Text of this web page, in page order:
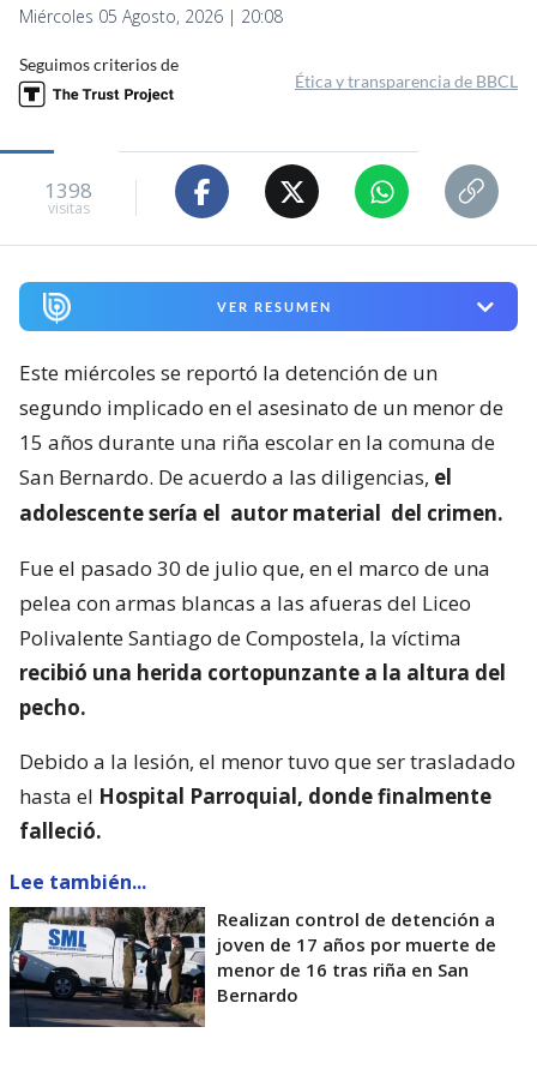
Miércoles 05 Agosto, 2026 | 20:08
Seguimos criterios de
Ética y transparencia de BBCL
1398
visitas
VER RESUMEN
Este miércoles se reportó la detención de un
segundo implicado en el asesinato de un menor de
15 años durante una riña escolar en la comuna de
San Bernardo. De acuerdo a las diligencias, el
adolescente sería el autor material del crimen.
Fue el pasado 30 de julio que, en el marco de una
pelea con armas blancas a las afueras del Liceo
Polivalente Santiago de Compostela, la víctima
recibió una herida cortopunzante a la altura del
pecho.
Debido a la lesión, el menor tuvo que ser trasladado
hasta el Hospital Parroquial, donde finalmente
falleció.
Lee también...
Realizan control de detención a
joven de 17 años por muerte de
menor de 16 tras riña en San
Bernardo